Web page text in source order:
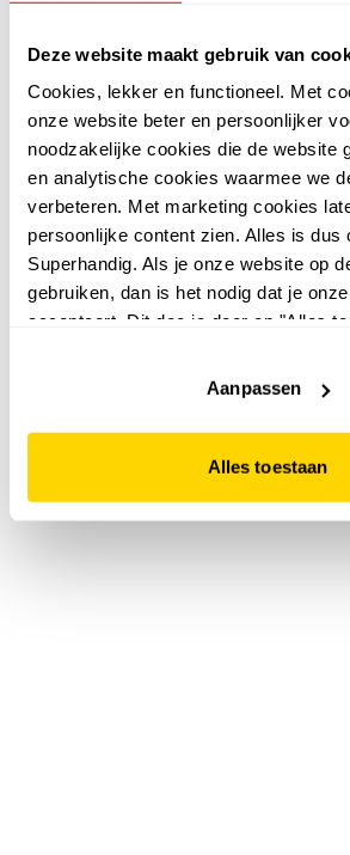
Deze website maakt gebruik van
Cookies, lekker en functioneel. Met
onze website beter en persoonlijker
noodzakelijke cookies die de website
en analytische cookies waarmee we
verbeteren. Met marketing cookies
persoonlijke content zien. Alles is dus
Superhandig. Als je onze website op
gebruiken, dan is het nodig dat je
accepteert. Dit doe je door op "Alles
website niet optimaal functioneert.
Aanpassen
Alles toestaan